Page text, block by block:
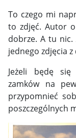
To czego mi
to zdjęć. Autor o
dobrze. A tu nic.
jednego zdjęcia
Jeżeli będę
zamków na
przypomnieć
poszczególnych